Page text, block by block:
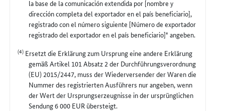
la base de la comunicación extendida por [nombre y
dirección completa del exportador en el país beneficiario],
registrado con el número siguiente [Número de exportador
registrado del exportador en el país beneficiario]" angeben.
(4) Ersetzt die Erklärung zum Ursprung eine andere Erklärung
gemäß Artikel 101 Absatz 2 der Durchführungsverordnung
(EU) 2015/2447, muss der Wiederversender der Waren die
Nummer des registrierten Ausführers nur angeben, wenn
der Wert der Ursprungserzeugnisse in der ursprünglichen
Sendung 6 000 EUR übersteigt.